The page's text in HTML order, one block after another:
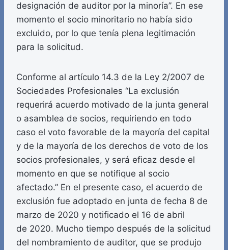
designación de auditor por la minoría”. En ese
momento el socio minoritario no había sido
excluido, por lo que tenía plena legitimación
para la solicitud.
Conforme al artículo 14.3 de la Ley 2/2007 de
Sociedades Profesionales “La exclusión
requerirá acuerdo motivado de la junta general
o asamblea de socios, requiriendo en todo
caso el voto favorable de la mayoría del capital
y de la mayoría de los derechos de voto de los
socios profesionales, y será eficaz desde el
momento en que se notifique al socio
afectado.” En el presente caso, el acuerdo de
exclusión fue adoptado en junta de fecha 8 de
marzo de 2020 y notificado el 16 de abril
de 2020. Mucho tiempo después de la solicitud
del nombramiento de auditor, que se produjo